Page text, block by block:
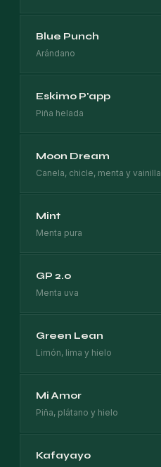
Blue Punch
Arándano
Eskimo P'app
Piña helada
Moon Dream
Canela, chicle, menta y vainilla
Mint
Menta pura
GP 2.0
Menta uva
Green Lean
Limón, lima y hielo
Mi Amor
Piña, plátano y hielo
Kafayayo